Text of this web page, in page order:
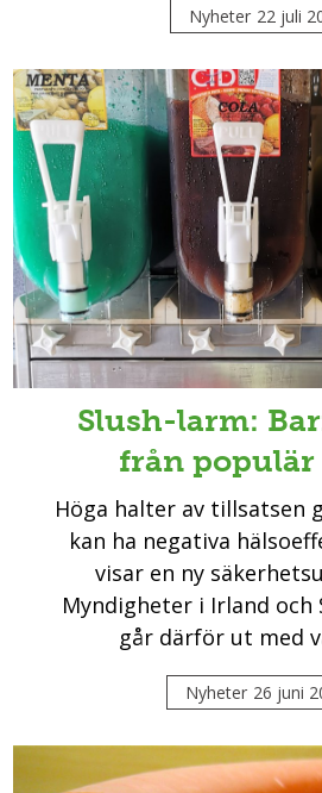
Nyheter 22 juli
Slush-larm:
från
Höga halter av tillsatsen
kan ha negativa
visar en ny
Myndigheter i Irland
går därför ut med
Nyheter 26 juni